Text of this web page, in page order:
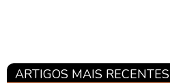
ARTIGOS MAIS RECENTES